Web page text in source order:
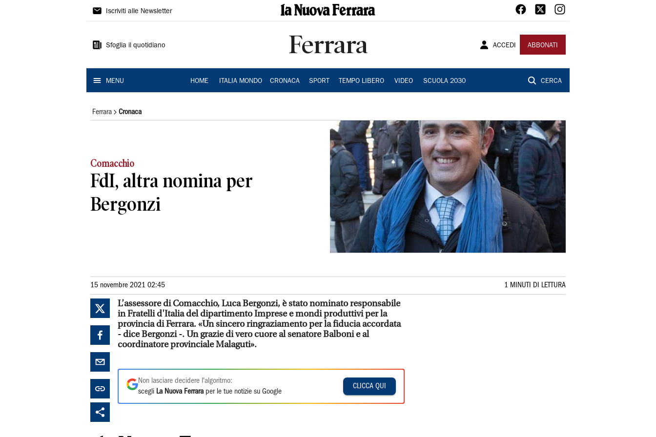
La
Ferrara
Iscriviti alle Newsletter
Sfoglia il quotidiano Ferrara ACCEDI ABBONATI
MENU HOME ITALIA MONDO CRONACA SPORT TEMPO LIBERO VIDEO SCUOLA 2030 CERCA
Ferrara Cronaca
Comacchio
FdI, altra nomina per
Bergonzi
15 novembre 2021 02:45 1 MINUTI DI LETTURA
L’assessore di Comacchio, Luca Bergonzi, è stato nominato responsabile
in Fratelli d'Italia del dipartimento Imprese e mondi produttivi per la
provincia di Ferrara. «Un sincero ringraziamento per la fiducia accordata
- dice Bergonzi -. Un grazie di vero cuore al senatore Balboni e al
coordinatore provinciale Malaguti».
Non lasciare decidere l'algoritmo:
scegli La Nuova Ferrara per le tue notizie su Google
CLICCA QUI